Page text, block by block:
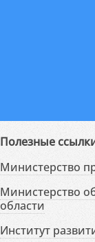
Полезные
Министерство
Министерство
области
Институт